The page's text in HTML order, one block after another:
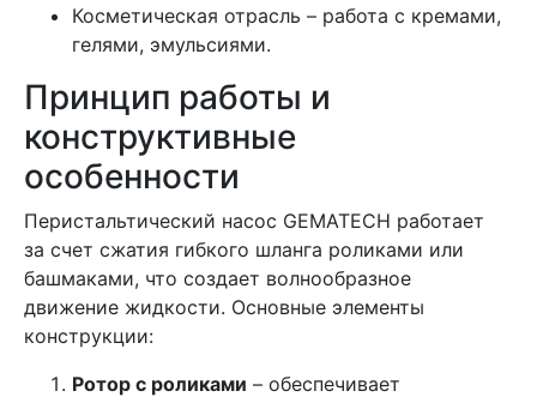
Косметическая отрасль – работа с кремами,
гелями, эмульсиями.
Принцип работы и
конструктивные
особенности
Перистальтический насос GEMATECH работает
за счет сжатия гибкого шланга роликами или
башмаками, что создает волнообразное
движение жидкости. Основные элементы
конструкции:
Ротор с роликами – обеспечивает